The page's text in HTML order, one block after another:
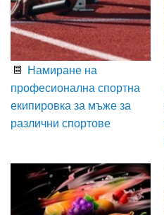
Намиране на
професионална спортна
екипировка за мъже за
различни спортове